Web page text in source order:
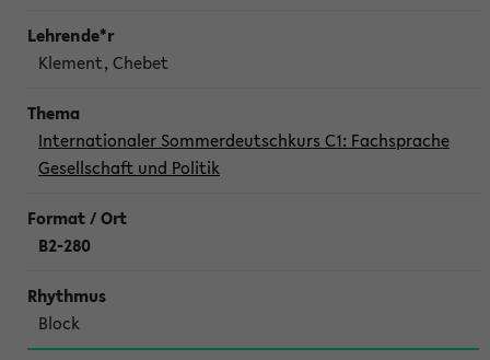
Klement, Chebet
Internationaler Sommerdeutschkurs C1: Fachsprache
Gesellschaft und Politik
B2-280
Block